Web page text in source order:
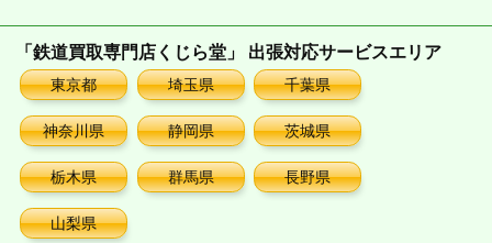
「鉄道買取専門店くじら堂」 出張対応サービスエリア
東京都 埼玉県 千葉県
神奈川県 静岡県 茨城県
栃木県 群馬県 長野県
山梨県